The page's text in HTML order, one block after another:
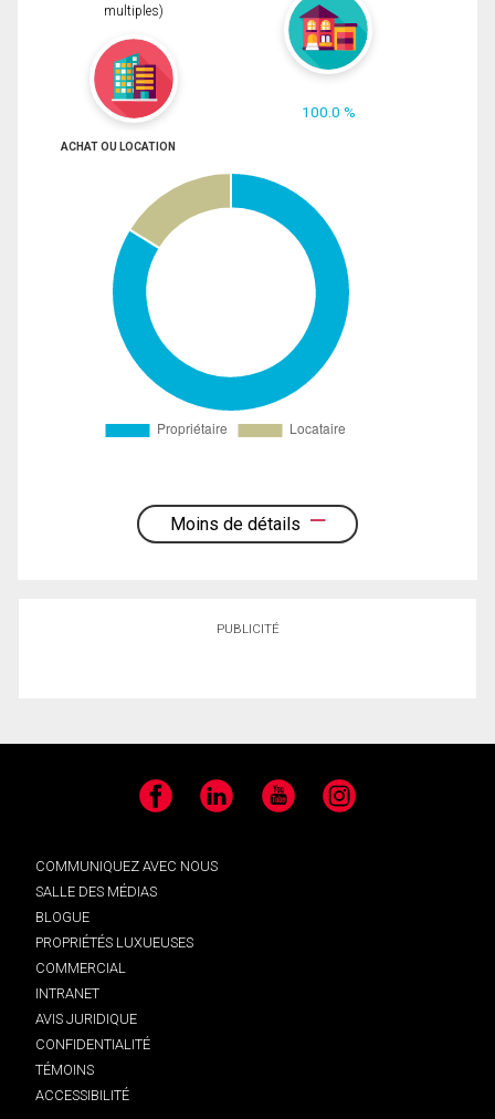
multiples)
100.0 %
ACHAT OU LOCATION
Moins de détails
PUBLICITÉ
Facebook LinkedIn YouTube Instagram
COMMUNIQUEZ AVEC NOUS
SALLE DES MÉDIAS
BLOGUE
PROPRIÉTÉS LUXUEUSES
COMMERCIAL
INTRANET
AVIS JURIDIQUE
CONFIDENTIALITÉ
TÉMOINS
ACCESSIBILITÉ